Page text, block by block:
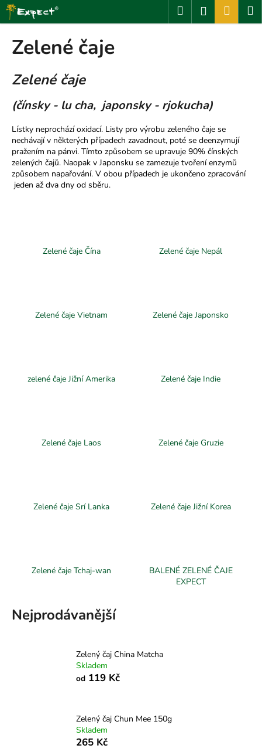
Přejít
obsah
HledatPřihlášení
Zelené čaje
Zelené čaje
(čínsky - lu cha, japonsky - rjokucha)
Lístky neprochází oxidací. Listy pro výrobu zeleného čaje se
nechávají v některých případech zavadnout, poté se deenzymují
pražením na pánvi. Tímto způsobem se upravuje 90% čínských
zelených čajů. Naopak v Japonsku se zamezuje tvoření enzymů
způsobem napařování. V obou případech je ukončeno zpracování
jeden až dva dny od sběru.
Zelené čaje Čína Zelené čaje Nepál
Zelené čaje Vietnam Zelené čaje Japonsko
zelené čaje Jižní Amerika Zelené čaje Indie
Zelené čaje Laos Zelené čaje Gruzie
Zelené čaje Srí Lanka Zelené čaje Jižní Korea
Zelené čaje Tchaj-wan
BALENÉ ZELENÉ ČAJE
EXPECT
Nejprodávanější
Zelený čaj China Matcha
Skladem
od 119 Kč
Zelený čaj Chun Mee 150g
Skladem
265 Kč
K
o
o
o
t
ř
e
b
u